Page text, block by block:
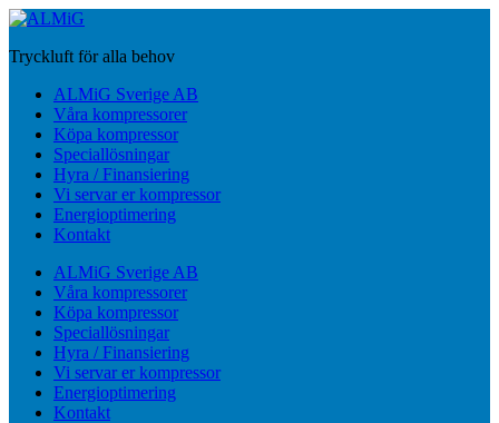
Hoppa
huvudinnehåll
Tryckluft för alla behov
på/av
mobilmeny
ALMiG Sverige AB
Våra kompressorer
Köpa kompressor
Speciallösningar
Hyra / Finansiering
Vi servar er kompressor
Energioptimering
Kontakt
ALMiG Sverige AB
Våra kompressorer
Köpa kompressor
Speciallösningar
Hyra / Finansiering
Vi servar er kompressor
Energioptimering
Kontakt